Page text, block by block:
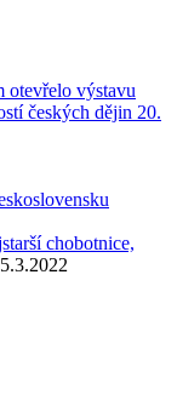
otevřelo výstavu
českých dějin 20.
chobotnice,